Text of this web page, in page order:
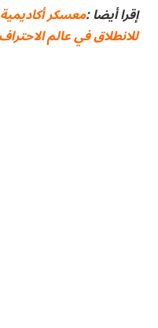
إقرا أيضا :معسكر
للانطلاق في عالم الاحتراف